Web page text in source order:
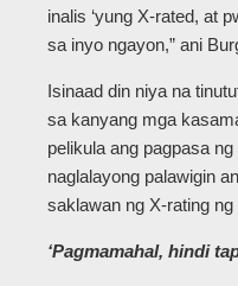
inalis ‘yung X-rated, at
sa inyo ngayon,” ani
Isinaad din niya na
sa kanyang mga
pelikula ang pagpasa
naglalayong palawigin
saklawan ng X-rating
‘Pagmamahal, hindi